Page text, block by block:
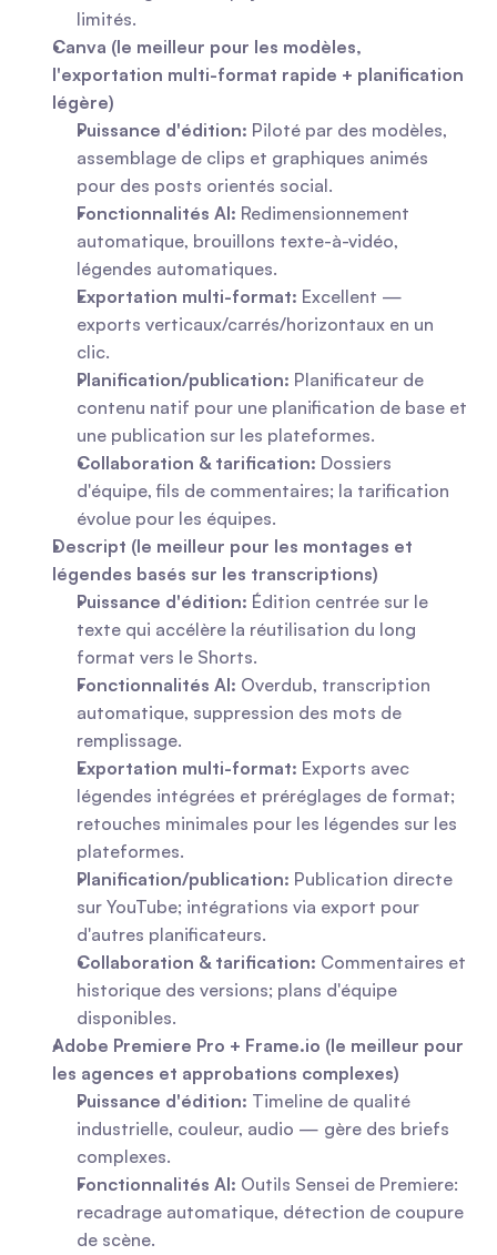
limités.
Canva (le meilleur pour les modèles,
l'exportation multi-format rapide + planification
légère)
Puissance d'édition: Piloté par des modèles,
assemblage de clips et graphiques animés
pour des posts orientés social.
Fonctionnalités AI: Redimensionnement
automatique, brouillons texte-à-vidéo,
légendes automatiques.
Exportation multi-format: Excellent —
exports verticaux/carrés/horizontaux en un
clic.
Planification/publication: Planificateur de
contenu natif pour une planification de base et
une publication sur les plateformes.
Collaboration & tarification: Dossiers
d'équipe, fils de commentaires; la tarification
évolue pour les équipes.
Descript (le meilleur pour les montages et
légendes basés sur les transcriptions)
Puissance d'édition: Édition centrée sur le
texte qui accélère la réutilisation du long
format vers le Shorts.
Fonctionnalités AI: Overdub, transcription
automatique, suppression des mots de
remplissage.
Exportation multi-format: Exports avec
légendes intégrées et préréglages de format;
retouches minimales pour les légendes sur les
plateformes.
Planification/publication: Publication directe
sur YouTube; intégrations via export pour
d'autres planificateurs.
Collaboration & tarification: Commentaires et
historique des versions; plans d'équipe
disponibles.
Adobe Premiere Pro + Frame.io (le meilleur pour
les agences et approbations complexes)
Puissance d'édition: Timeline de qualité
industrielle, couleur, audio — gère des briefs
complexes.
Fonctionnalités AI: Outils Sensei de Premiere:
recadrage automatique, détection de coupure
de scène.